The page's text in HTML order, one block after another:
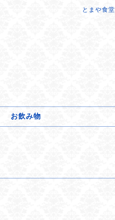
とまや食堂
お飲み物